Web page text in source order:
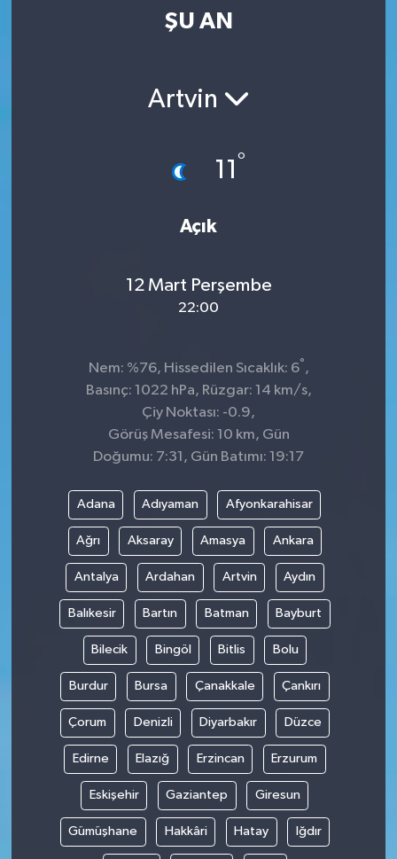
ŞU AN
Artvin
11 °
Açık
12 Mart Perşembe
22:00
Nem: %76, Hissedilen Sıcaklık: 6° ,
Basınç: 1022 hPa, Rüzgar: 14 km/s,
Çiy Noktası: -0.9,
Görüş Mesafesi: 10 km, Gün
Doğumu: 7:31, Gün Batımı: 19:17
Adana Adıyaman Afyonkarahisar
Ağrı Aksaray Amasya Ankara
Antalya Ardahan Artvin Aydın
Balıkesir Bartın Batman Bayburt
Bilecik Bingöl Bitlis Bolu
Burdur Bursa Çanakkale Çankırı
Çorum Denizli Diyarbakır Düzce
Edirne Elazığ Erzincan Erzurum
Eskişehir Gaziantep Giresun
Gümüşhane Hakkâri Hatay Iğdır